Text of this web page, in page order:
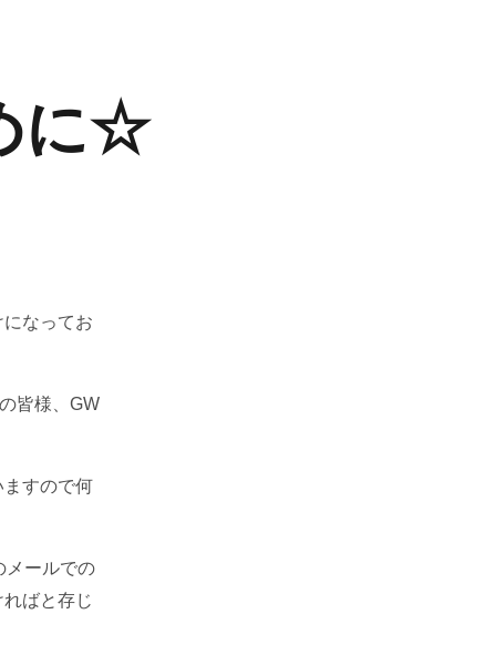
に☆
なってお
皆様、GW
すので何
メールでの
ばと存じ